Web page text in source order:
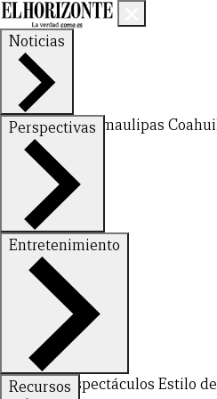
Noticias
Nuevo LeónTamaulipas
Perspectivas
FinanzasOpinión
Entretenimiento
DeportesEspectáculos Estilo
Recursos
CERRAR